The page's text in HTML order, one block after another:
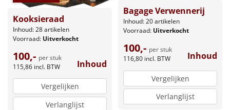
Kooksieraad
Inhoud: 28 artikelen
Voorraad: Uitverkocht
100,- per stuk
115,86 incl. BTW Inhoud
Vergelijken
Verlanglijst
Bagage Verwennerij
Inhoud: 20 artikelen
Voorraad: Uitverkocht
100,- per stuk
116,80 incl. BTW Inhoud
Vergelijken
Verlanglijst